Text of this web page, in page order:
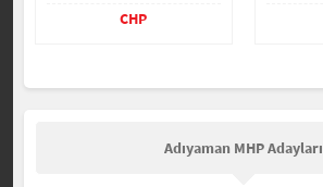
CHP
Adıyaman MHP Adayları